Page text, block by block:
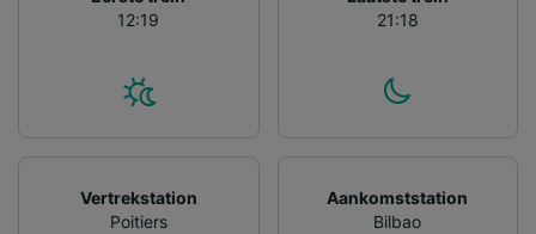
12:19
21:18
Vertrekstation
Poitiers
Aankomststation
Bilbao